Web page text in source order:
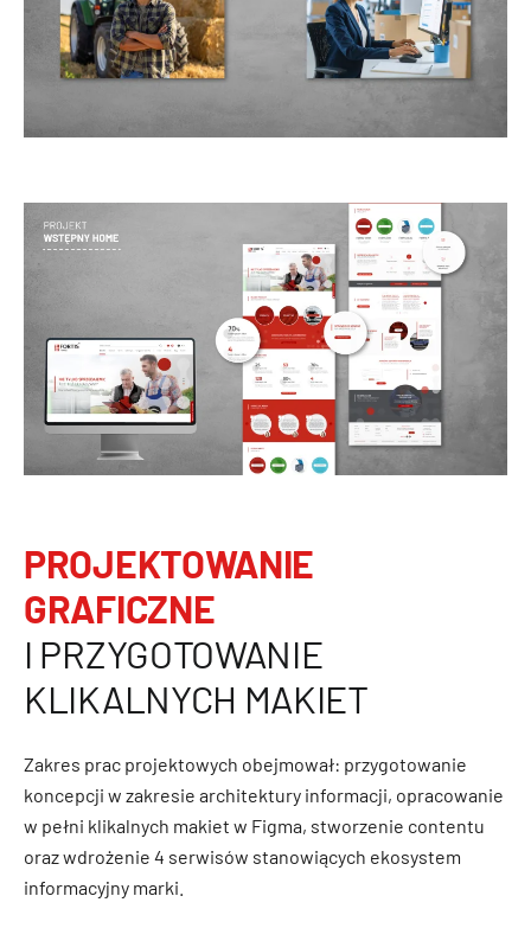
PROJEKTOWANIE
GRAFICZNE
I PRZYGOTOWANIE
KLIKALNYCH MAKIET
Zakres prac projektowych obejmował: przygotowanie
koncepcji w zakresie architektury informacji, opracowanie
w pełni klikalnych makiet w Figma, stworzenie contentu
oraz wdrożenie 4 serwisów stanowiących ekosystem
informacyjny marki.